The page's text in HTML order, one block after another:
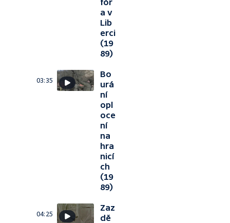
fór
a v
Lib
erci
(19
89)
03:35
Bo
urá
ní
opl
oce
ní
na
hra
nicí
ch
(19
89)
04:25
Zaz
dě